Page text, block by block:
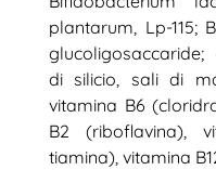
plantarum, Lp-115;
di silicio, sali di
vitamina B6
B2 (riboflavina),
tiamina), vitamina